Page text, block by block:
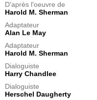
D'après l'oeuvre de
Harold M. Sherman
Adaptateur
Alan Le May
Adaptateur
Harold M. Sherman
Dialoguiste
Harry Chandlee
Dialoguiste
Herschel Daugherty